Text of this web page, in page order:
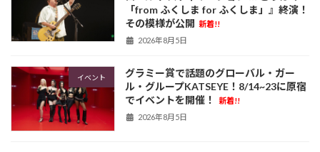
「from ふくしま for ふくしま」』終演！
その模様が公開 新着!!
2026年8月5日
イベント
グラミー賞で話題のグローバル・ガー
ル・グループKATSEYE！8/14~23に原宿
でイベントを開催！
新着!!
2026年8月5日